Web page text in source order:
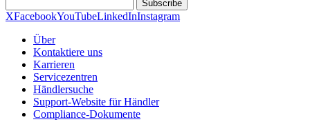
Subscribe
XFacebookYouTubeLinkedInInstagram
Über
Kontaktiere uns
Karrieren
Servicezentren
Händlersuche
Support-Website für Händler
Compliance-Dokumente